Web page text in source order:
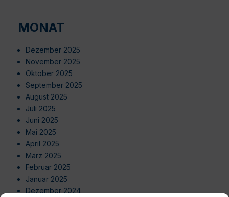
MONAT
Dezember 2025
November 2025
Oktober 2025
September 2025
August 2025
Juli 2025
Juni 2025
Mai 2025
April 2025
März 2025
Februar 2025
Januar 2025
Dezember 2024